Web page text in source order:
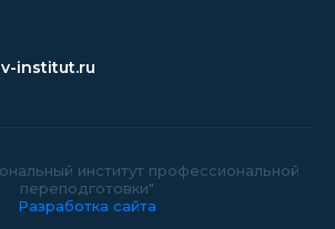
institut.ru
институт профессиональной
переподготовки"
Разработка сайта